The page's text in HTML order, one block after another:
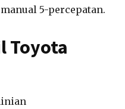
5-percepatan.
Toyota